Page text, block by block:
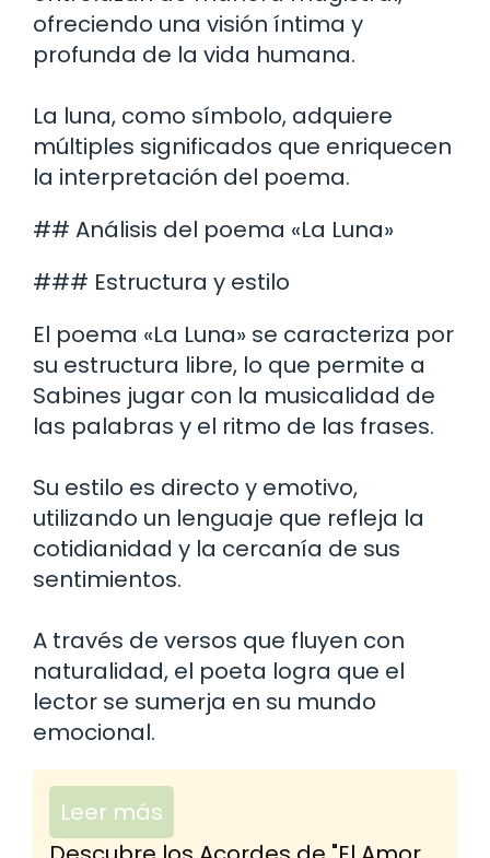
ofreciendo una visión íntima y
profunda de la vida humana.
La luna, como símbolo, adquiere
múltiples significados que enriquecen
la interpretación del poema.
## Análisis del poema «La Luna»
### Estructura y estilo
El poema «La Luna» se caracteriza por
su estructura libre, lo que permite a
Sabines jugar con la musicalidad de
las palabras y el ritmo de las frases.
Su estilo es directo y emotivo,
utilizando un lenguaje que refleja la
cotidianidad y la cercanía de sus
sentimientos.
A través de versos que fluyen con
naturalidad, el poeta logra que el
lector se sumerja en su mundo
emocional.
Leer más